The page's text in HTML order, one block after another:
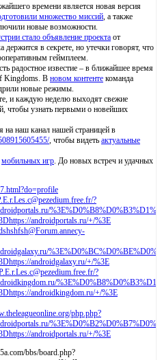
времени является новая версия
множество миссий, а также
новые возможности.
стало объявление проекта от
держится в секрете, но утечки говорят, что
геймплеем.
радостное известие – в ближайшее время
Kingdoms. В новом контенте команда
новые режимы.
и каждую неделю выходят свежие
чтобы узнать первыми о новейших
на наш канал нашей страницей в
, чтобы видеть актуальные
мобильных игр. До новых встреч и удачных
?
androidportals.ru/+/%3E
androidgalaxy.ru/+/%3E
?
androidkingdom.ru/+/%3E
php.php?
androidportals.ru/+/%3E
bbs/board.php?